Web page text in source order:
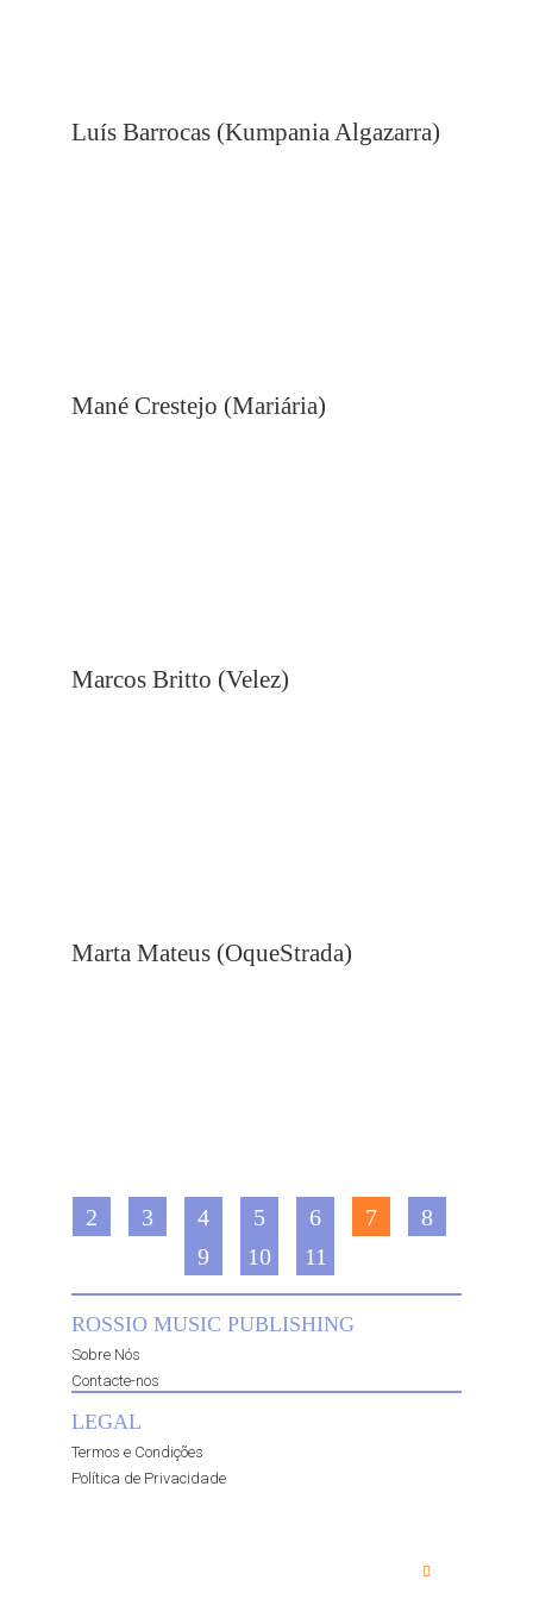
Luís Barrocas (Kumpania Algazarra)
Mané Crestejo (Mariária)
Marcos Britto (Velez)
Marta Mateus (OqueStrada)
2 3 4 5 6 7
8
9
10 11
ROSSIO MUSIC PUBLISHING
Sobre Nós
Contacte-nos
LEGAL
Termos e Condições
Política de Privacidade